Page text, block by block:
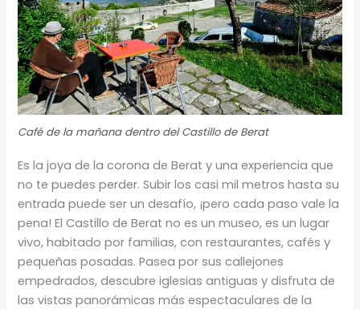
Café de la mañana dentro del Castillo de Berat
Es la joya de la corona de Berat y una experiencia que
no te puedes perder. Subir los casi mil metros hasta su
entrada puede ser un desafío, ¡pero cada paso vale la
pena! El Castillo de Berat no es un museo, es un lugar
vivo, habitado por familias, con restaurantes, cafés y
pequeñas posadas. Pasea por sus callejones
empedrados, descubre iglesias antiguas y disfruta de
las vistas panorámicas más espectaculares de la